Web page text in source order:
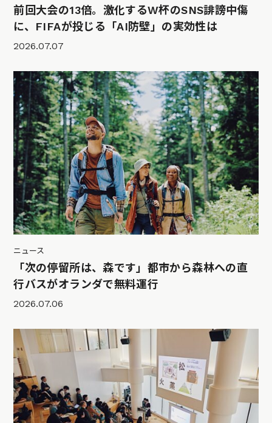
前回大会の13倍。激化するW杯のSNS誹謗中傷
に、FIFAが投じる「AI防壁」の実効性は
2026.07.07
ニュース
「次の停留所は、森です」都市から森林への直
行バスがオランダで無料運行
2026.07.06